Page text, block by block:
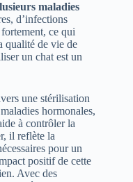
maladies
d’infections
ce qui
qualité de vie de
un chat est un
une stérilisation
hormonales,
à contrôler la
il reflète la
pour un
positif de cette
Avec des